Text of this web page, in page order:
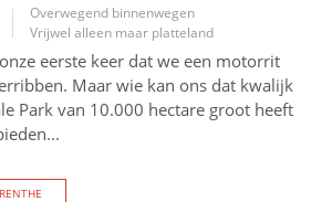
Overwegend binnenwegen
Vrijwel alleen maar platteland
eerste keer dat we een motorrit
Maar wie kan ons dat kwalijk
Park van 10.000 hectare groot heeft